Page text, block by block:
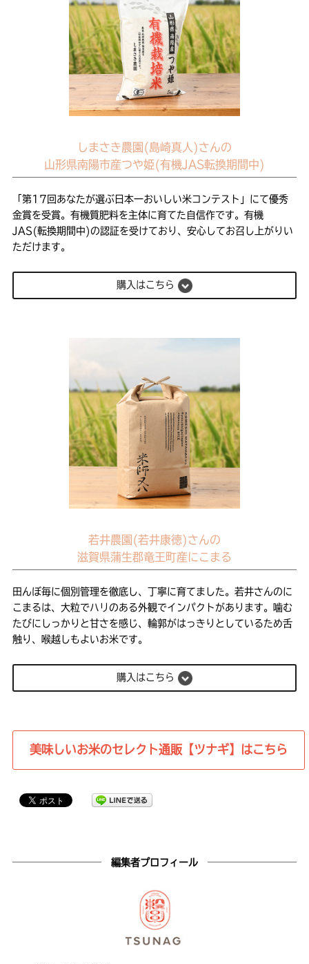
しまさき農園(島崎真人)さんの
山形県南陽市産つや姫(有機JAS転換期間中)
「第17回あなたが選ぶ日本一おいしい米コンテスト」にて優秀
金賞を受賞。有機質肥料を主体に育てた自信作です。有機
JAS(転換期間中)の認証を受けており、安心してお召し上がりい
ただけます。
購入はこちら
若井農園(若井康徳)さんの
滋賀県蒲生郡竜王町産にこまる
田んぼ毎に個別管理を徹底し、丁寧に育てました。若井さんのに
こまるは、大粒でハリのある外観でインパクトがあります。噛む
たびにしっかりと甘さを感じ、輪郭がはっきりとしているため舌
触り、喉越しもよいお米です。
購入はこちら
美味しいお米のセレクト通販【ツナギ】はこちら
編集者プロフィール